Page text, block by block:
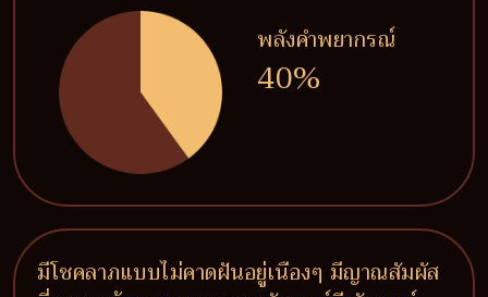
พลังคำพยากรณ์
40%
มีโชคลาภแบบไม่คาดฝันอยู่เนืองๆ มีญาณสัมผัส